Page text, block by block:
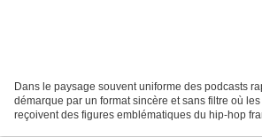
Dans le paysage souvent uniforme des podcasts
démarque par un format sincère et sans filtre où
reçoivent des figures emblématiques du hip-hop